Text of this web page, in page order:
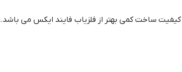
کیفیت ساخت کمی بهتر از فلزیاب فایند ایکس می باشد.